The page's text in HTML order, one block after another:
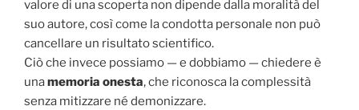
valore di una scoperta non dipende dalla moralità del
suo autore, così come la condotta personale non può
cancellare un risultato scientifico.
Ciò che invece possiamo — e dobbiamo — chiedere è
unamemoria onesta, che riconosca la complessità
senza mitizzare né demonizzare.